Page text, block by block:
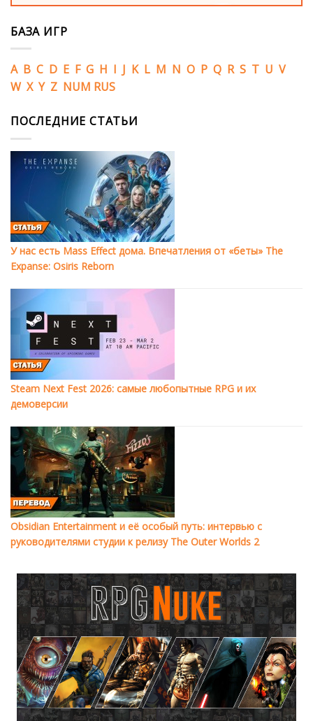
БАЗА ИГР
A B C D E F G H I J K L M N O P Q R S T U V
W X Y Z NUM RUS
ПОСЛЕДНИЕ СТАТЬИ
У нас есть Mass Effect дома. Впечатления от «беты» The
Expanse: Osiris Reborn
Steam Next Fest 2026: самые любопытные RPG и их
демоверсии
Obsidian Entertainment и её особый путь: интервью с
руководителями студии к релизу The Outer Worlds 2